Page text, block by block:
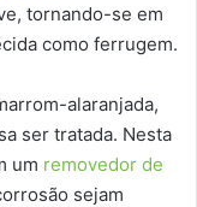
tornando-se em
como ferrugem.
alaranjada,
ser tratada. Nesta
um removedor de
sejam